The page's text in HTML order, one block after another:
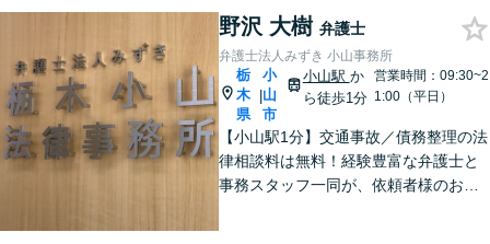
野沢 大樹 弁護士
弁護士法人みずき 小山事務所
栃
木
県
|
小
山
市
小山駅 か
ら徒歩1分
営業時間：09:30~2
1:00（平日）
【小山駅1分】交通事故／債務整理の法
律相談料は無料！経験豊富な弁護士と
事務スタッフ一同が、依頼者様のお悩